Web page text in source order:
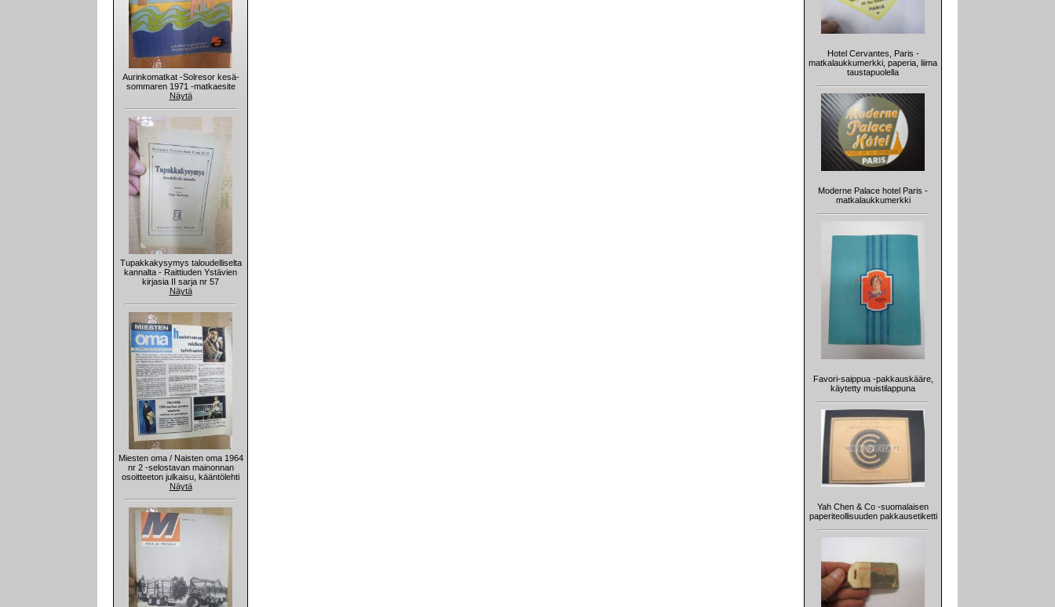
Aurinkomatkat -Solresor kesä-
sommaren 1971 -matkaesite
Näytä
Tupakkakysymys taloudelliselta
kannalta - Raittiuden Ystävien
kirjasia II sarja nr 57
Näytä
Miesten oma / Naisten oma 1964
nr 2 -selostavan mainonnan
osoitteeton julkaisu, kääntölehti
Näytä
Hotel Cervantes, Paris -
matkalaukkumerkki, paperia, liima
taustapuolella
Moderne Palace hotel Paris -
matkalaukkumerkki
Favori-saippua -pakkauskääre,
käytetty muistilappuna
Yah Chen & Co -suomalaisen
paperiteollisuuden pakkausetiketti